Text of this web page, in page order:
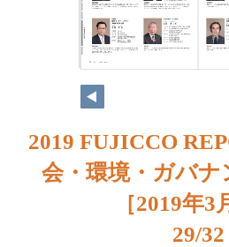
2019 FUJICCO
会・環境・ガバナ
［2019年3
29/32